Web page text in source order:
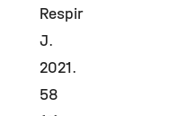
Respir
J.
2021.
58